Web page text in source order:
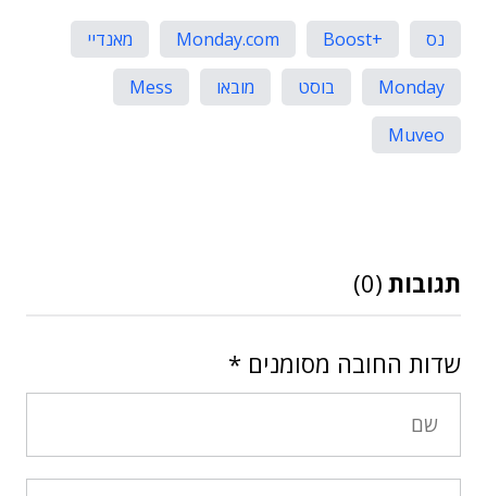
נס +Boost
Monday.com
מאנדיי
Monday
בוסט מובאו
Mess
Muveo
תגובות (0)
שדות החובה מסומנים *